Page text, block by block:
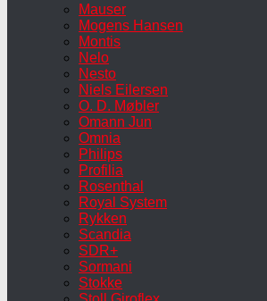
Mauser
Mogens Hansen
Montis
Nelo
Nesto
Niels Eilersen
O. D. Møbler
Omann Jun
Omnia
Philips
Profilia
Rosenthal
Royal System
Rykken
Scandia
SDR+
Sormani
Stokke